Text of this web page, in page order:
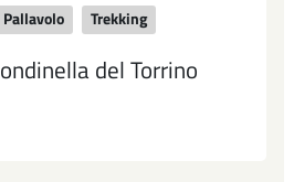
Pallavolo Trekking
del Torrino